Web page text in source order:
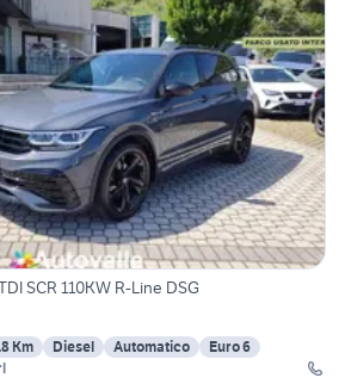
SCR 110KW R-Line DSG
Km Diesel Automatico
Euro 6